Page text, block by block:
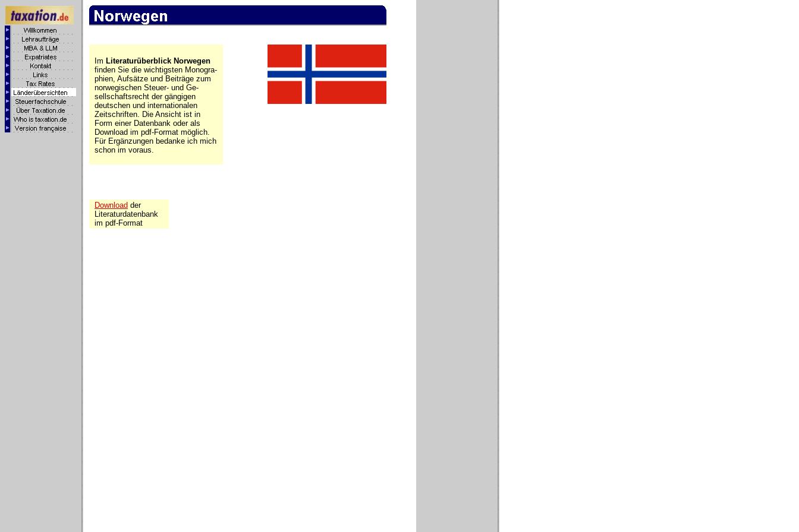
Im Literaturüberblick Norwegen
finden Sie die wichtigsten Monogra-
phien, Aufsätze und Beiträge zum
norwegischen Steuer- und Ge-
sellschaftsrecht der gängigen
deutschen und internationalen
Zeitschriften. Die Ansicht ist in
Form einer Datenbank oder als
Download im pdf-Format möglich.
Für Ergänzungen bedanke ich mich
schon im voraus.
Download der
Literaturdatenbank
im pdf-Format